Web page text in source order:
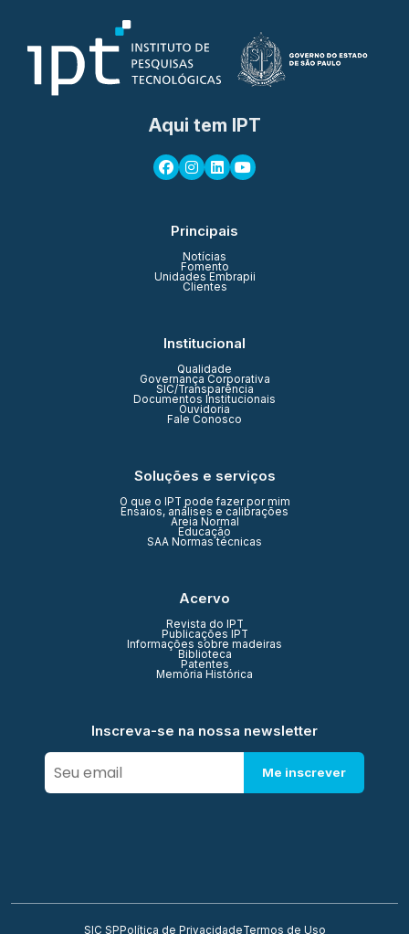
Aqui tem IPT
Principais
Notícias
Fomento
Unidades Embrapii
Clientes
Institucional
Qualidade
Governança Corporativa
SIC/Transparência
Documentos Institucionais
Ouvidoria
Fale Conosco
Soluções e serviços
O que o IPT pode fazer por mim
Ensaios, análises e calibrações
Areia Normal
Educação
SAA Normas técnicas
Acervo
Revista do IPT
Publicações IPT
Informações sobre madeiras
Biblioteca
Patentes
Memória Histórica
Inscreva-se na nossa newsletter
Me inscrever
SIC SP Política de PrivacidadeTermos de Uso